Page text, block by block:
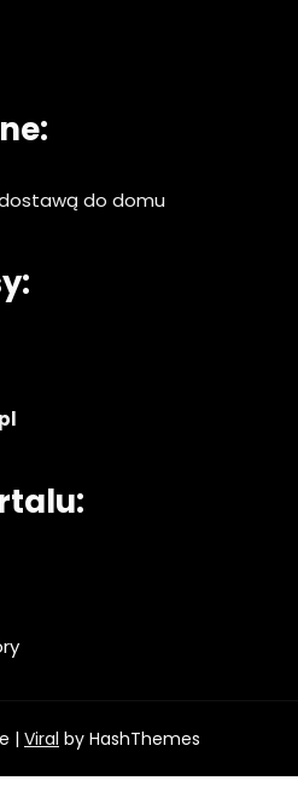
do domu
| Viral by HashThemes